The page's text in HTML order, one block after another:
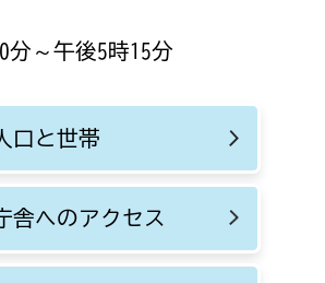
分～午後5時15分
口と世帯
舎へのアクセス